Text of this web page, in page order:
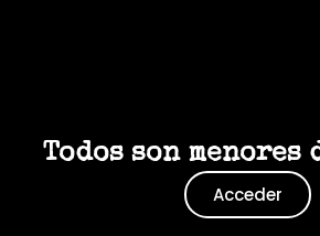
Todos son menores
Acceder